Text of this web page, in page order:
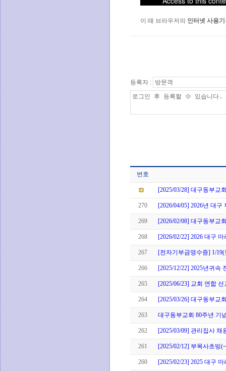
이 때 브라우저의 인터넷 사용
등록자 :
번호
[2025/03/28] 대구동부교
270 [2026/04/05] 2026년 대
269 [2026/02/08] 대구동부교
268 [2026/02/22] 2026 대구
267 [전자기부금영수증] 1/
266 [2025/12/22] 2025년귀속
265 [2025/06/23] 교회 연합
264 [2025/03/26] 대구동부교
263 대구동부교회 80주년 기
262 [2025/03/09] 관리집사 채
261 [2025/02/12] 부목사초빙
260 [2025/02/23] 2025 대구